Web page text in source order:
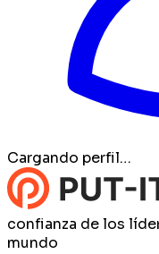
Cargando perfil…
confianza de los
mundo